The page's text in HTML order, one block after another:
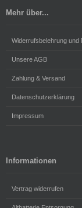
Mehr über...
Widerrufsbelehrung
Unsere AGB
Zahlung & Versand
Datenschutzerklärung
Impressum
Informationen
Vertrag widerrufen